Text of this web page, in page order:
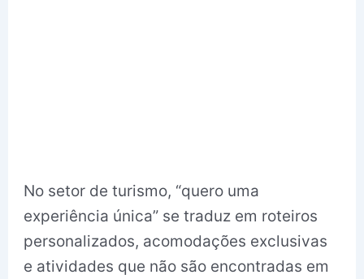
No setor de turismo, “quero uma
experiência única” se traduz em roteiros
personalizados, acomodações exclusivas
e atividades que não são encontradas em